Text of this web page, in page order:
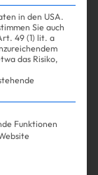
neuen
in den USA.
Sie auch
49 (1) lit. a
das Risiko,
für die
Funktionen